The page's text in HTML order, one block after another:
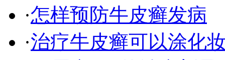
·怎样预防牛皮癣发病
·治疗牛皮癣可以涂化